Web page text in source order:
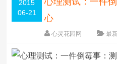
2015
06-21
心
心灵花园网 最
字体： 大 中 小